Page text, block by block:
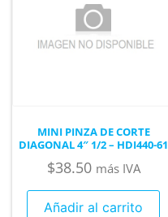
MINI PINZA DE CORTE
DIAGONAL 4″ 1/2 – HDI440-61
$38.50 más IVA
Añadir al carrito